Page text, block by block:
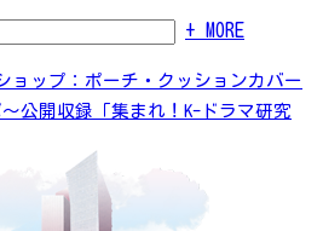
+ MORE
ョップ：ポーチ・クッションカバー
公開収録「集まれ！K-ドラマ研究